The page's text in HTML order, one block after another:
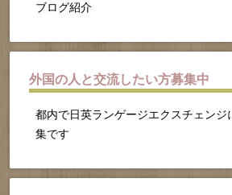
ブログ紹介
外国の人と交流したい方募集中
都内で日英ランゲージエクスチェンジ
集です